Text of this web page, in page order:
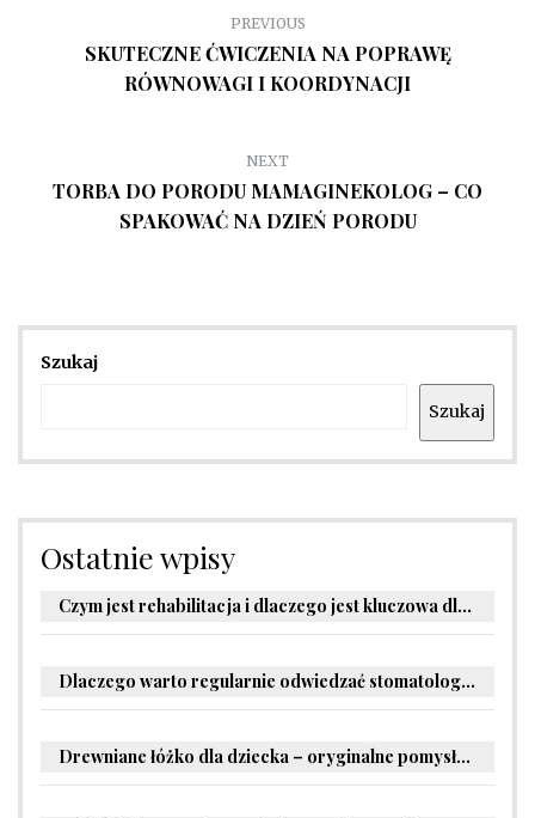
PREVIOUS
SKUTECZNE ĆWICZENIA NA POPRAWĘ
RÓWNOWAGI I KOORDYNACJI
NEXT
TORBA DO PORODU MAMAGINEKOLOG – CO
SPAKOWAĆ NA DZIEŃ PORODU
Szukaj
Szukaj
Ostatnie wpisy
Czym jest rehabilitacja i dlaczego jest kluczowa dla powrotu do zdrowia?
Dlaczego warto regularnie odwiedzać stomatologa?
Drewniane łóżko dla dziecka – oryginalne pomysły na aranżację pokoju malucha